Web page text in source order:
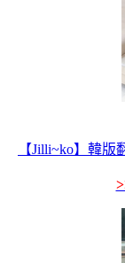
【Jilli~ko】韓版